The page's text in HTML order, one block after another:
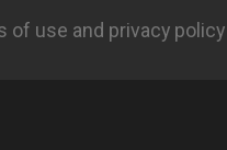
of use and privacy